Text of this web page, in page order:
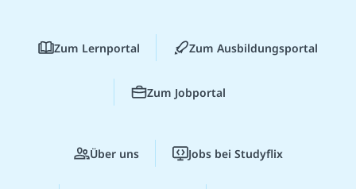
Zum Lernportal Zum Ausbildungsportal
Zum Jobportal
Über uns Jobs bei Studyflix